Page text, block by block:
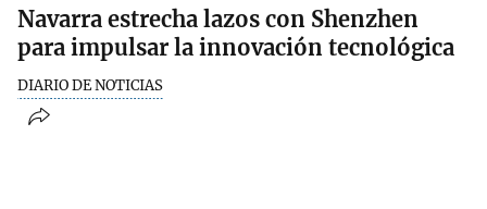
Navarra estrecha lazos con Shenzhen
para impulsar la innovación tecnológica
DIARIO DE NOTICIAS